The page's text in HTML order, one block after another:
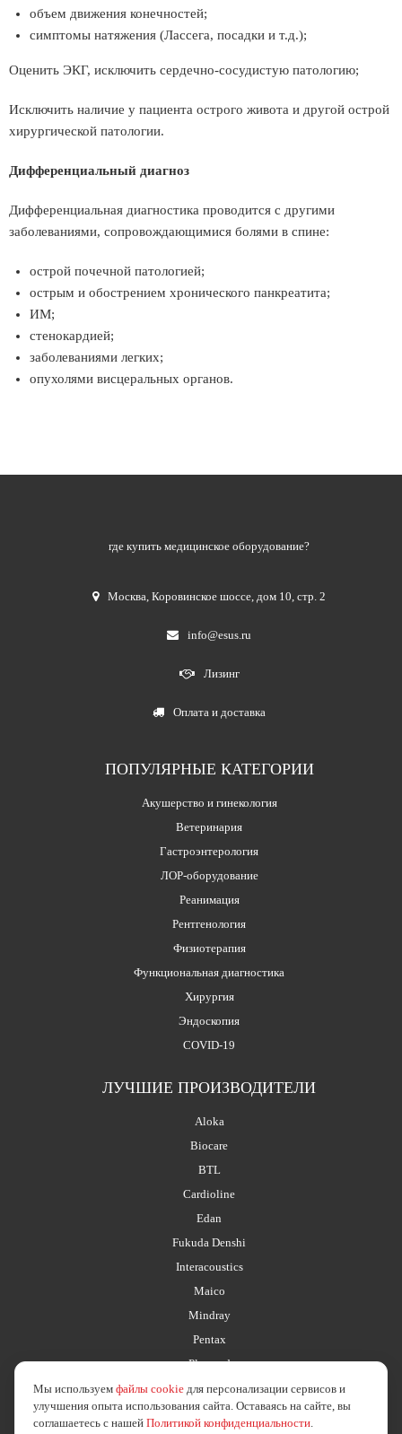
объем движения конечностей;
симптомы натяжения (Лассега, посадки и т.д.);
Оценить ЭКГ, исключить сердечно-сосудистую патологию;
Исключить наличие у пациента острого живота и другой острой
хирургической патологии.
Дифференциальный диагноз
Дифференциальная диагностика проводится с другими
заболеваниями, сопровождающимися болями в спине:
острой почечной патологией;
острым и обострением хронического панкреатита;
ИМ;
стенокардией;
заболеваниями легких;
опухолями висцеральных органов.
где купить медицинское оборудование?
Москва,Коровинское шоссе, дом 10, стр. 2
info@esus.ru
Лизинг
Оплата и доставка
ПОПУЛЯРНЫЕ КАТЕГОРИИ
Акушерство и гинекология
Ветеринария
Гастроэнтерология
ЛОР-оборудование
Реанимация
Рентгенология
Физиотерапия
Функциональная диагностика
Хирургия
Эндоскопия
COVID-19
ЛУЧШИЕ ПРОИЗВОДИТЕЛИ
Aloka
Biocare
BTL
Cardioline
Edan
Fukuda Denshi
Interacoustics
Maico
Mindray
Pentax
Planmed
Мы используем файлы cookie для персонализации сервисов и
улучшения опыта использования сайта. Оставаясь на сайте, вы
соглашаетесь с нашей Политикой конфиденциальности.